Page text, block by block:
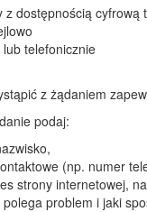
z dostępnością cyfrową
lub telefonicznie
z żądaniem
podaj:
(np. numer
strony internetowej,
problem i jaki